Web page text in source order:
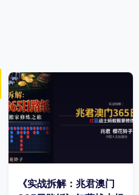
《实战拆解：兆君澳门